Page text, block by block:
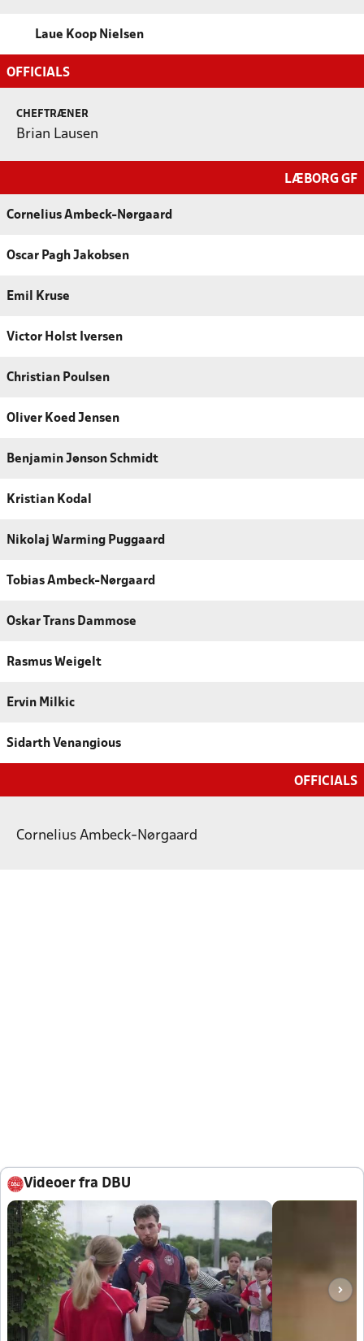
Laue Koop Nielsen
OFFICIALS
CHEFTRÆNER
Brian Lausen
LÆBORG GF
Cornelius Ambeck-Nørgaard
Oscar Pagh Jakobsen
Emil Kruse
Victor Holst Iversen
Christian Poulsen
Oliver Koed Jensen
Benjamin Jønson Schmidt
Kristian Kodal
Nikolaj Warming Puggaard
Tobias Ambeck-Nørgaard
Oskar Trans Dammose
Rasmus Weigelt
Ervin Milkic
Sidarth Venangious
OFFICIALS
Cornelius Ambeck-Nørgaard
Videoer fra DBU